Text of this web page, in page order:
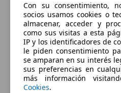
Con su consentimiento,
socios usamos cookies o
almacenar, acceder y
como sus visitas a esta
IP y los identificadores de
le piden consentimiento
se amparan en su interés
sus preferencias en
más información
Cookies.